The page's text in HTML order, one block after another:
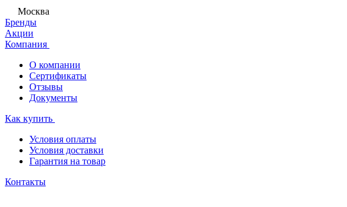
Москва
Бренды
Акции
Компания
О компании
Сертификаты
Отзывы
Документы
Как купить
Условия оплаты
Условия доставки
Гарантия на товар
Контакты